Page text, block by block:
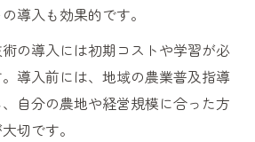
導入も効果的です。
の導入には初期コストや学習が必
導入前には、地域の農業普及指導
自分の農地や経営規模に合った方
切です。